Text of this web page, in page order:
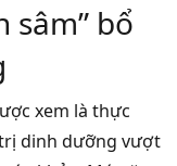
sâm” bổ
xem là thực
dinh dưỡng vượt